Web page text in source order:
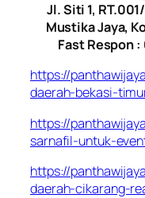
Jl. Siti 1,
Mustika Jaya,
Fast Respon
https://
daerah-bekasi-
https://
sarnafil-untuk-
https://
daerah-cikarang-